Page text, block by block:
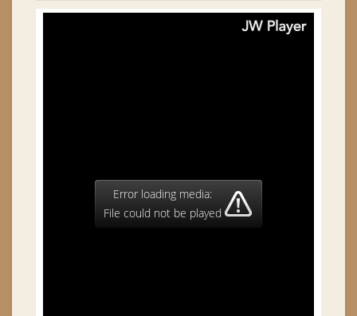
Error loading media:
File could not be played